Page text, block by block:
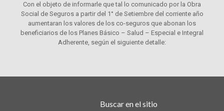
Con el objeto de informarle que tal lo comunicado por la Obra
Social de Seguros a partir del 1° de Setiembre del corriente año
aumentaran los valores de los co-seguros que abonan los
beneficiarios de los Planes Básico – Salud – Especial e Integral
Adherente, según el siguiente detalle:
Buscar en el sitio